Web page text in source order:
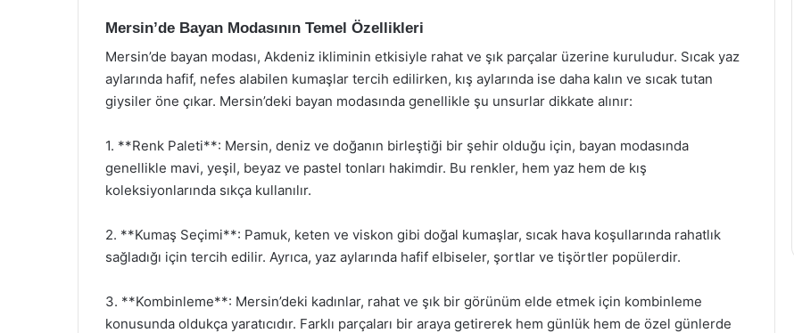
Mersin’de Bayan Modasının Temel Özellikleri
Mersin’de bayan modası, Akdeniz ikliminin etkisiyle rahat ve şık parçalar üzerine kuruludur. Sıcak yaz
aylarında hafif, nefes alabilen kumaşlar tercih edilirken, kış aylarında ise daha kalın ve sıcak tutan
giysiler öne çıkar. Mersin’deki bayan modasında genellikle şu unsurlar dikkate alınır:
1. **Renk Paleti**: Mersin, deniz ve doğanın birleştiği bir şehir olduğu için, bayan modasında
genellikle mavi, yeşil, beyaz ve pastel tonları hakimdir. Bu renkler, hem yaz hem de kış
koleksiyonlarında sıkça kullanılır.
2. **Kumaş Seçimi**: Pamuk, keten ve viskon gibi doğal kumaşlar, sıcak hava koşullarında rahatlık
sağladığı için tercih edilir. Ayrıca, yaz aylarında hafif elbiseler, şortlar ve tişörtler popülerdir.
3. **Kombinleme**: Mersin’deki kadınlar, rahat ve şık bir görünüm elde etmek için kombinleme
konusunda oldukça yaratıcıdır. Farklı parçaları bir araya getirerek hem günlük hem de özel günlerde